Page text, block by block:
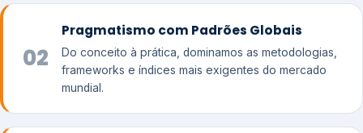
02
Pragmatismo com Padrões Globais
Do conceito à prática, dominamos as metodologias,
frameworks e índices mais exigentes do mercado
mundial.